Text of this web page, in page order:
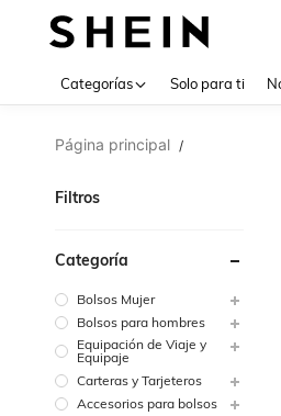
Categorías Solo para ti
Página principal /
Filtros
Categoría
Bolsos Mujer
Bolsos para hombres
Equipación de Viaje y
Equipaje
Carteras y Tarjeteros
Accesorios para bolsos